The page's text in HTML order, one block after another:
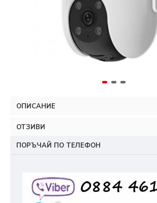
ОПИСАНИЕ
ОТЗИВИ
ПОРЪЧАЙ ПО ТЕЛЕФОН